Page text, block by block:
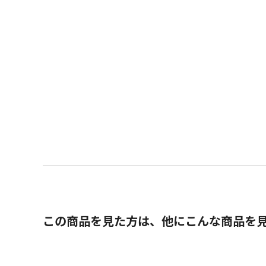
この商品を見た方は、他にこんな商品を